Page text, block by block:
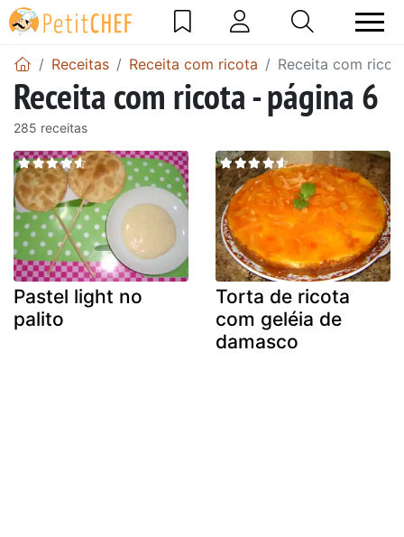
Receitas Receita com ricota Receita com
Receita com ricota - página 6
285 receitas
Pastel light no
palito
Torta de ricota
com geléia de
damasco